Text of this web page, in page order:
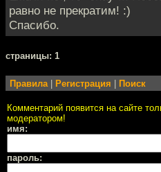
равно не прекратим! :)
Спасибо.
cтраницы: 1
Правила| Регистрация Поиск
Комментарий появится на сайте
модератором!
имя:
пароль: